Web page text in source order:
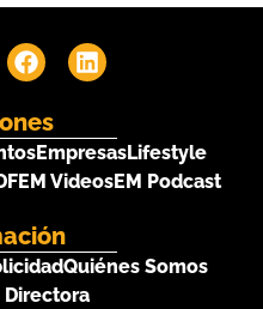
EmpresasLifestyle
EM VideosEM Podcast
Quiénes Somos
Directora